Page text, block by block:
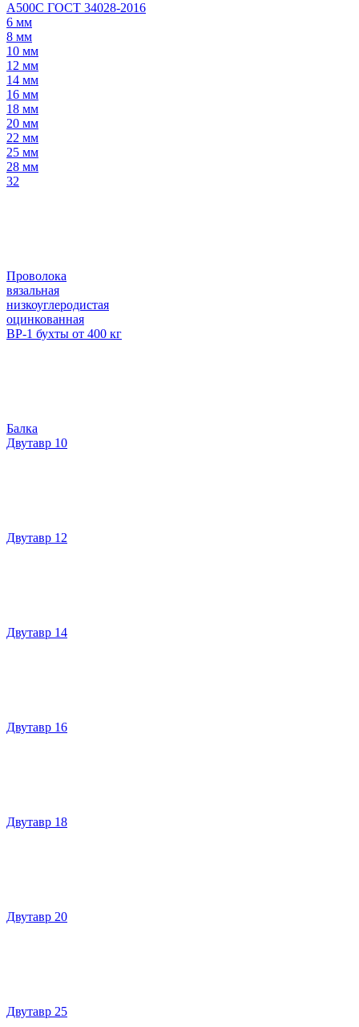
А500С ГОСТ 34028-2016
6 мм
8 мм
10 мм
12 мм
14 мм
16 мм
18 мм
20 мм
22 мм
25 мм
28 мм
32
Проволока
вязальная
низкоуглеродистая
оцинкованная
ВР-1 бухты от 400 кг
Балка
Двутавр 10
Двутавр 12
Двутавр 14
Двутавр 16
Двутавр 18
Двутавр 20
Двутавр 25